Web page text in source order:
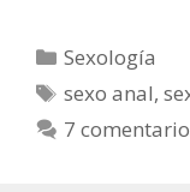
Categorías
Sexología
Etiquetas
sexo anal,
7